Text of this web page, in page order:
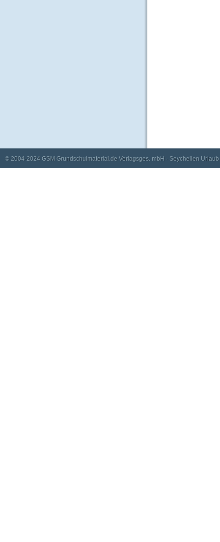
© 2004-2024 GSM Grundschulmaterial.de Verlagsges. mbH · Seychellen Urlaub